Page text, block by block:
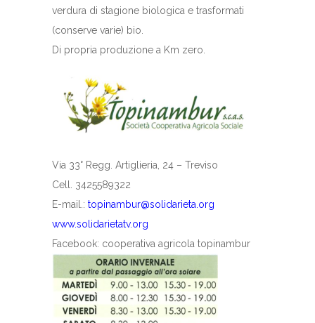
verdura di stagione biologica e trasformati
(conserve varie) bio.
Di propria produzione a Km zero.
Via 33° Regg. Artiglieria, 24 – Treviso
Cell. 3425589322
E-mail.: topinambur@solidarieta.org
www.solidarietatv.org
Facebook: cooperativa agricola topinambur